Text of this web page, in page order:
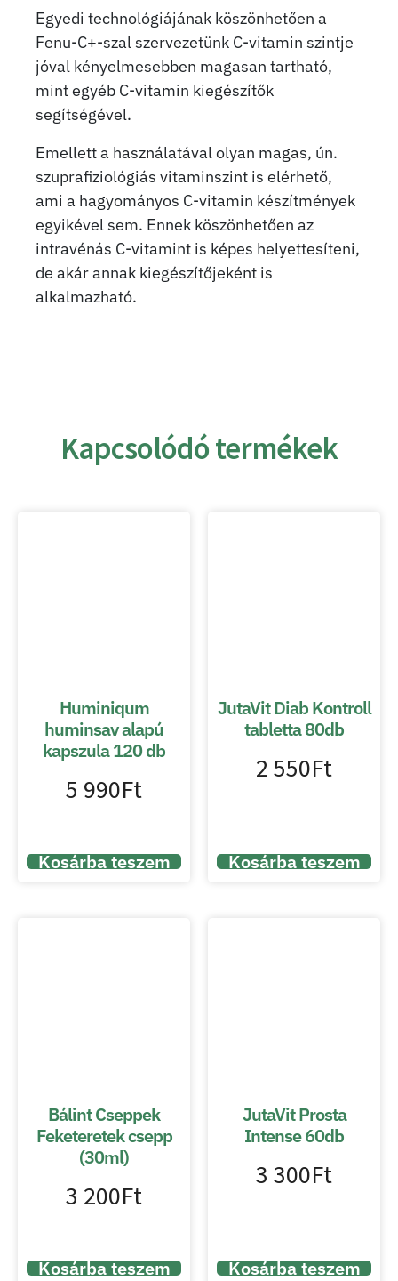
Egyedi technológiájának köszönhetően a
Fenu-C+-szal szervezetünk C-vitamin szintje
jóval kényelmesebben magasan tartható,
mint egyéb C-vitamin kiegészítők
segítségével.
Emellett a használatával olyan magas, ún.
szuprafiziológiás vitaminszint is elérhető,
ami a hagyományos C-vitamin készítmények
egyikével sem. Ennek köszönhetően az
intravénás C-vitamint is képes helyettesíteni,
de akár annak kiegészítőjeként is
alkalmazható.
Kapcsolódó termékek
Huminiqum
huminsav alapú
kapszula 120 db
5 990Ft
Kosárba teszem
JutaVit Diab Kontroll
tabletta 80db
2 550Ft
Kosárba teszem
Bálint Cseppek
Feketeretek csepp
(30ml)
3 200Ft
Kosárba teszem
JutaVit Prosta
Intense 60db
3 300Ft
Kosárba teszem